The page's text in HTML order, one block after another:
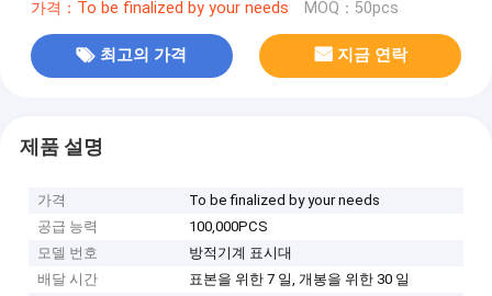
가격：To be finalized by your needs MOQ：50pcs
최고의 가격 지금 연락
제품 설명
가격
To be finalized by your needs
공급 능력
100,000PCS
모델 번호
방적기계 표시대
배달 시간
표본을 위한 7 일, 개봉을 위한 30 일